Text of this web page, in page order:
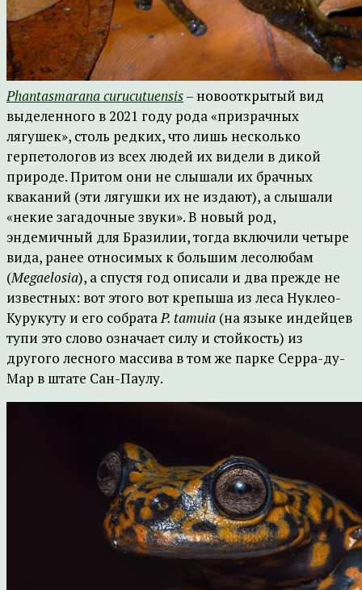
Phantasmarana curucutuensis– новооткрытый вид
выделенного в 2021 году рода «призрачных
лягушек», столь редких, что лишь несколько
герпетологов из всех людей их видели в дикой
природе. Притом они не слышали их брачных
кваканий (эти лягушки их не издают), а слышали
«некие загадочные звуки». В новый род,
эндемичный для Бразилии, тогда включили четыре
вида, ранее относимых к большим лесолюбам
(Megaelosia), а спустя год описали и два прежде не
известных: вот этого вот крепыша из леса Нуклео-
Курукуту и его собратаP. tamuia (на языке индейцев
тупи это слово означает силу и стойкость) из
другого лесного массива в том же парке Серра-ду-
Мар в штате Сан-Паулу.